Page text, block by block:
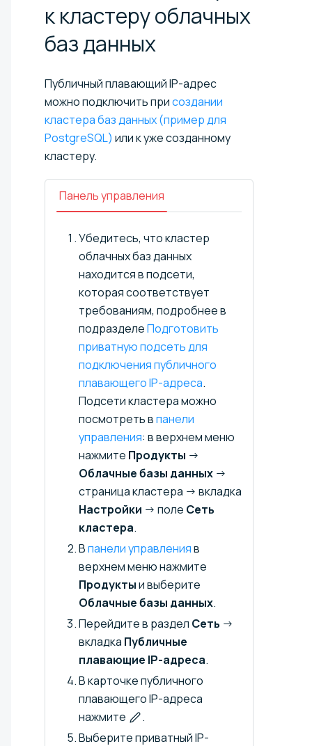
к кластеру облачных
базданных
Публичный плавающий IP-адрес
можно подключить присоздании
кластера баз данных (пример для
PostgreSQL) или к уже созданному
кластеру.
Панель управления
Убедитесь, что кластер
облачных баз данных
находится в подсети,
которая соответствует
требованиям, подробнее в
подразделеПодготовить
приватную подсеть для
подключения публичного
плавающего IP-адреса⁠⁠.
Подсети кластера можно
посмотреть впанели
управления: в верхнем меню
нажмите Продукты →
Облачные базы данных →
страница кластера → вкладка
Настройки → поле Сеть
кластера.
Впанели управленияв
верхнем меню нажмите
Продуктыи выберите
Облачные базы данных.
Перейдите в раздел Сеть →
вкладка Публичные
плавающие IP-адреса.
В карточке публичного
плавающего IP-адреса
нажмите
.
Выберите приватный IP-